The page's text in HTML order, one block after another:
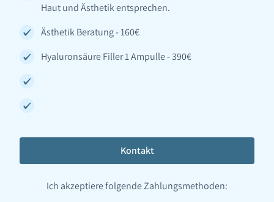
Haut und Ästhetik entsprechen.
Ästhetik Beratung - 160€
Hyaluronsäure Filler 1 Ampulle - 390€
Kontakt
Ich akzeptiere folgende Zahlungsmethoden: